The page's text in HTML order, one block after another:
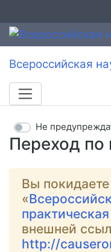
Всероссийская
Переход по
Не
Вы покидаете
«
внешней
http://